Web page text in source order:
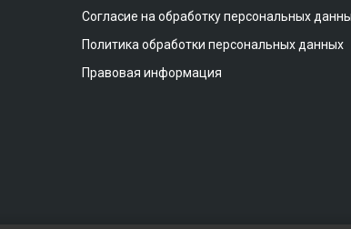
Согласие на обработку персональных
Политика обработки персональных данных
Правовая информация